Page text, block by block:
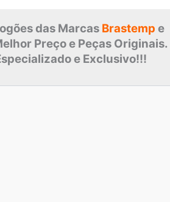
das Marcas Brastemp e
Preço e Peças Originais.
e Exclusivo!!!